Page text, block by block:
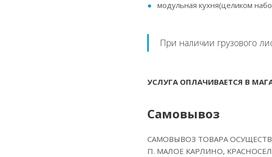
модульная кухня(целиком
При наличии грузового
УСЛУГА ОПЛАЧИВАЕТСЯ В
Самовывоз
САМОВЫВОЗ ТОВАРА
П. МАЛОЕ КАРЛИНО,